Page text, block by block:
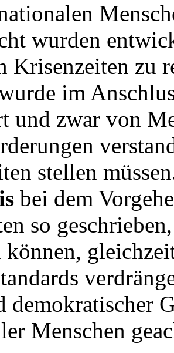
wurden
Krisenzeiten zu
im
und zwar von
stellen
bei dem
so
können,
demokratischer
Menschen